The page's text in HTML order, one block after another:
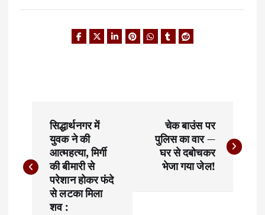
s
सिद्धार्थनगर में
युवक ने की
आत्महत्या, मिर्गी
की बीमारी से
परेशान होकर फंदे
से लटका मिला
शव :
चेक बाउंस पर
पुलिस का वार —
घर से दबोचकर
भेजा गया जेल!